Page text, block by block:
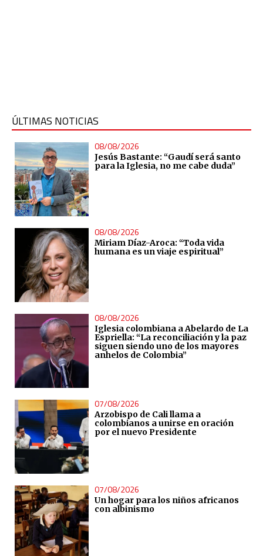
ÚLTIMAS NOTICIAS
08/08/2026
Jesús Bastante: “Gaudí será santo
para la Iglesia, no me cabe duda”
08/08/2026
Miriam Díaz-Aroca: “Toda vida
humana es un viaje espiritual”
08/08/2026
Iglesia colombiana a Abelardo de La
Espriella: “La reconciliación y la paz
siguen siendo uno de los mayores
anhelos de Colombia”
07/08/2026
Arzobispo de Cali llama a
colombianos a unirse en oración
por el nuevo Presidente
07/08/2026
Un hogar para los niños africanos
con albinismo